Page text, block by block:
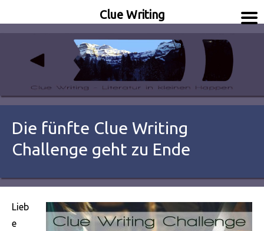
Clue Writing
Die fünfte Clue Writing
Challenge geht zu Ende
Lieb
e
Clue Writing